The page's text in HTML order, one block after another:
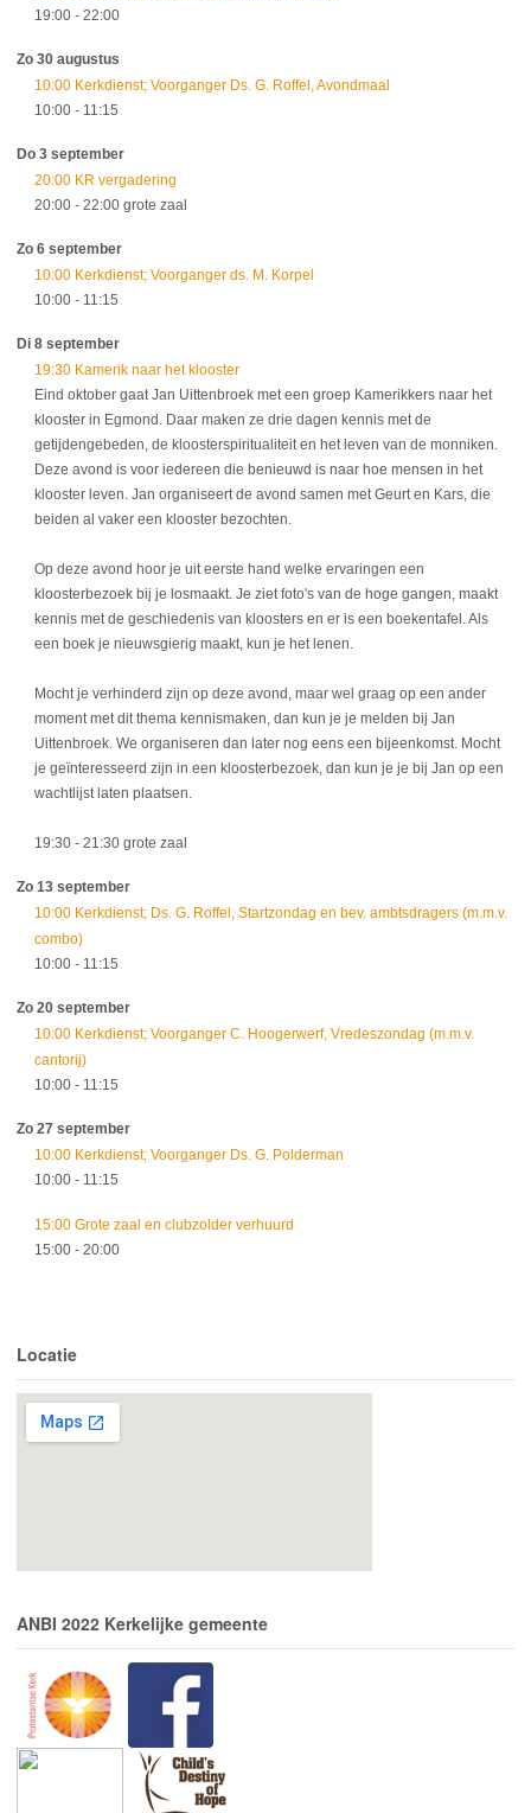
19:00 - 22:00
Zo 30 augustus
10:00 Kerkdienst; Voorganger Ds. G. Roffel, Avondmaal
10:00 - 11:15
Do 3 september
20:00 KR vergadering
20:00 - 22:00 grote zaal
Zo 6 september
10:00 Kerkdienst; Voorganger ds. M. Korpel
10:00 - 11:15
Di 8 september
19:30 Kamerik naar het klooster
Eind oktober gaat Jan Uittenbroek met een groep Kamerikkers naar het
klooster in Egmond. Daar maken ze drie dagen kennis met de
getijdengebeden, de kloosterspiritualiteit en het leven van de monniken.
Deze avond is voor iedereen die benieuwd is naar hoe mensen in het
klooster leven. Jan organiseert de avond samen met Geurt en Kars, die
beiden al vaker een klooster bezochten.
Op deze avond hoor je uit eerste hand welke ervaringen een
kloosterbezoek bij je losmaakt. Je ziet foto's van de hoge gangen, maakt
kennis met de geschiedenis van kloosters en er is een boekentafel. Als
een boek je nieuwsgierig maakt, kun je het lenen.
Mocht je verhinderd zijn op deze avond, maar wel graag op een ander
moment met dit thema kennismaken, dan kun je je melden bij Jan
Uittenbroek. We organiseren dan later nog eens een bijeenkomst. Mocht
je geïnteresseerd zijn in een kloosterbezoek, dan kun je je bij Jan op een
wachtlijst laten plaatsen.
19:30 - 21:30 grote zaal
Zo 13 september
10:00 Kerkdienst; Ds. G. Roffel, Startzondag en bev. ambtsdragers (m.m.v.
combo)
10:00 - 11:15
Zo 20 september
10:00 Kerkdienst; Voorganger C. Hoogerwerf, Vredeszondag (m.m.v.
cantorij)
10:00 - 11:15
Zo 27 september
10:00 Kerkdienst; Voorganger Ds. G. Polderman
10:00 - 11:15
15:00 Grote zaal en clubzolder verhuurd
15:00 - 20:00
Locatie
ANBI 2022 Kerkelijke gemeente